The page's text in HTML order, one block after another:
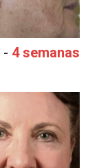
- 4 semanas